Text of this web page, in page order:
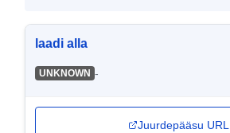
laadi alla
UNKNOWN -
Juurdepääsu URL